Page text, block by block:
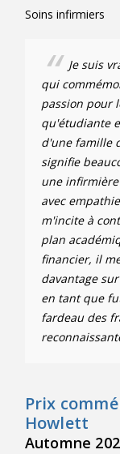
Soins infirmiers
Je suis
qui
passion pour
qu'étudiante
d'une famille
signifie
une
avec
m'incite à
plan
financier, il
davantage
en tant que
fardeau des
Prix
Howlett
Automne